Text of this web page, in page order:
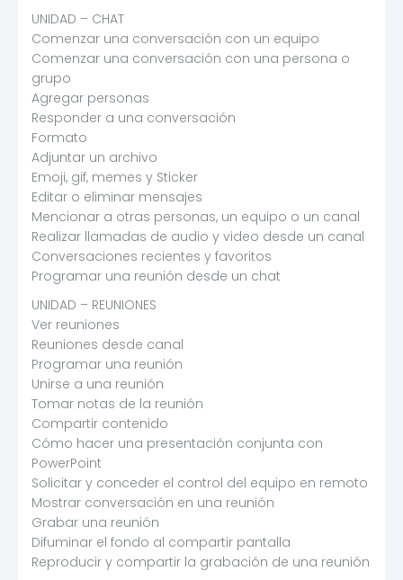
UNIDAD – CHAT
Comenzar una conversación con un equipo
Comenzar una conversación con una persona o
grupo
Agregar personas
Responder a una conversación
Formato
Adjuntar un archivo
Emoji, gif, memes y Sticker
Editar o eliminar mensajes
Mencionar a otras personas, un equipo o un canal
Realizar llamadas de audio y video desde un canal
Conversaciones recientes y favoritos
Programar una reunión desde un chat
UNIDAD – REUNIONES
Ver reuniones
Reuniones desde canal
Programar una reunión
Unirse a una reunión
Tomar notas de la reunión
Compartir contenido
Cómo hacer una presentación conjunta con
PowerPoint
Solicitar y conceder el control del equipo en remoto
Mostrar conversación en una reunión
Grabar una reunión
Difuminar el fondo al compartir pantalla
Reproducir y compartir la grabación de una reunión